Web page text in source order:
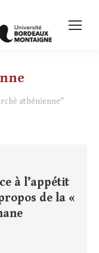
athénienne"
à l’appétit
de la «